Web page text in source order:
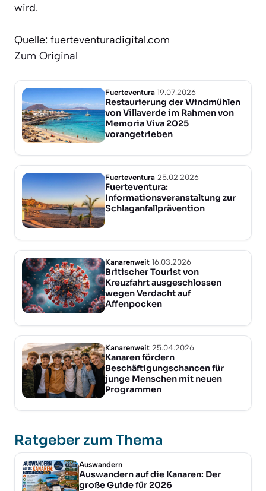
wird.
Quelle: fuerteventuradigital.com
Zum Original
Fuerteventura 19.07.2026
Restaurierung der Windmühlen
von Villaverde im Rahmen von
Memoria Viva 2025
vorangetrieben
Fuerteventura 25.02.2026
Fuerteventura:
Informationsveranstaltung zur
Schlaganfallprävention
Kanarenweit 16.03.2026
Britischer Tourist von
Kreuzfahrt ausgeschlossen
wegen Verdacht auf
Affenpocken
Kanarenweit 25.04.2026
Kanaren fördern
Beschäftigungschancen für
junge Menschen mit neuen
Programmen
Ratgeber zum Thema
Auswandern
Auswandern auf die Kanaren: Der
große Guide für 2026